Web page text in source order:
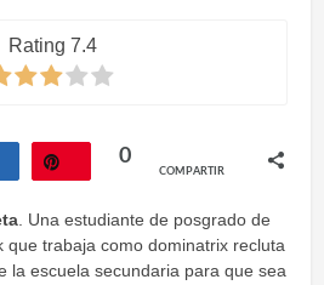
Rating 7.4
0
COMPARTIR
. Una estudiante de posgrado de
que trabaja como dominatrix recluta
la escuela secundaria para que sea